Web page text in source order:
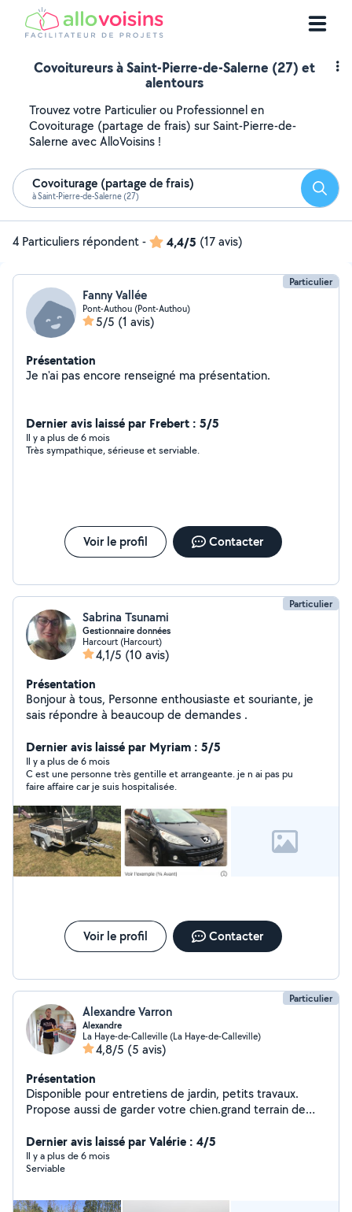
Covoitureurs à Saint-Pierre-de-Salerne (27) et
alentours
Trouvez votre Particulier ou Professionnel en
Covoiturage (partage de frais) sur Saint-Pierre-de-
Salerne avec AlloVoisins !
Covoiturage (partage de frais)
à Saint-Pierre-de-Salerne (27)
4 Particuliers répondent- 4,4/5 (17 avis)
Particulier
Fanny Vallée
Pont-Authou (Pont-Authou)
5/5 (1 avis)
Présentation
Je n'ai pas encore renseigné ma présentation.
Dernier avis laissé par Frebert : 5/5
Il y a plus de 6 mois
Très sympathique, sérieuse et serviable.
Voir le profil Contacter
Particulier
Sabrina Tsunami
Gestionnaire données
Harcourt (Harcourt)
4,1/5 (10 avis)
Présentation
Bonjour à tous, Personne enthousiaste et souriante, je
sais répondre à beaucoup de demandes .
Dernier avis laissé par Myriam : 5/5
Il y a plus de 6 mois
C est une personne très gentille et arrangeante. je n ai pas pu
faire affaire car je suis hospitalisée.
Voir le profil Contacter
Particulier
Alexandre Varron
Alexandre
La Haye-de-Calleville (La Haye-de-Calleville)
4,8/5 (5 avis)
Présentation
Disponible pour entretiens de jardin, petits travaux.
Propose aussi de garder votre chien.grand terrain de
Dernier avis laissé par Valérie : 4/5
Il y a plus de 6 mois
Serviable